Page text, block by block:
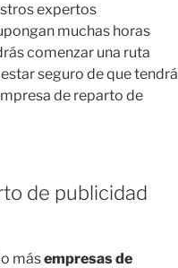
expertos
muchas horas
comenzar una ruta
seguro de que tendrá
de reparto de
de publicidad
másempresas de